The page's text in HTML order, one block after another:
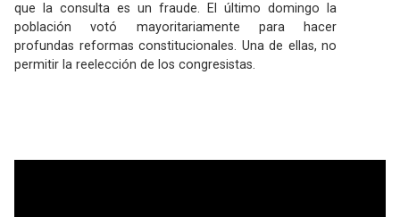
que la consulta es un fraude. El último domingo la
población votó mayoritariamente para hacer
profundas reformas constitucionales. Una de ellas, no
permitir la reelección de los congresistas.